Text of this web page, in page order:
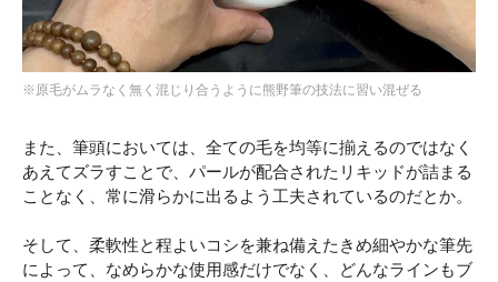
※原毛がムラなく無く混じり合うように熊野筆の技法に習い混ぜる
また、筆頭においては、全ての毛を均等に揃えるのではなく
あえてズラすことで、パールが配合されたリキッドが詰まる
ことなく、常に滑らかに出るよう工夫されているのだとか。
そして、柔軟性と程よいコシを兼ね備えたきめ細やかな筆先
によって、なめらかな使用感だけでなく、どんなラインもブ